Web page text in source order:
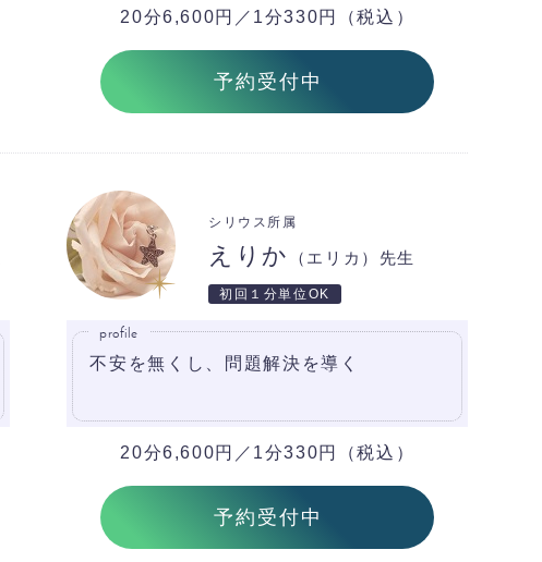
20分6,600円／1分330円（税込）
予約受付中
えりか （エリカ）先生
シリウス所属
初回１分単位OK
profile
不安を無くし、問題解決を導く
20分6,600円／1分330円（税込）
予約受付中